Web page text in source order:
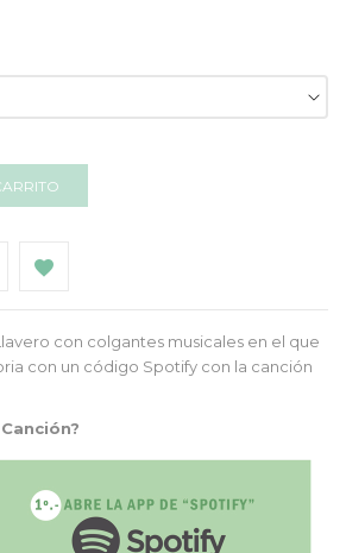
con colgantes musicales en el que
con un código Spotify con la canción